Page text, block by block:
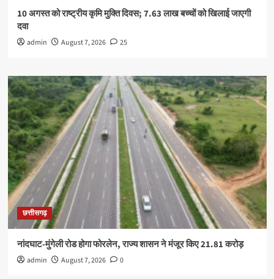
10 अगस्त को राष्ट्रीय कृमि मुक्ति दिवस; 7.63 लाख बच्चों को खिलाई जाएगी
दवा
admin August 7, 2026 25
छत्तीसगढ़
नांदघाट-मुंगेली रोड होगा फोरलेन, राज्य शासन ने मंजूर किए 21.81 करोड़
admin August 7, 2026 0